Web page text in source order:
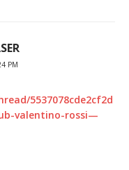
PM
5537078cde2cf2d
valentino-rossi—